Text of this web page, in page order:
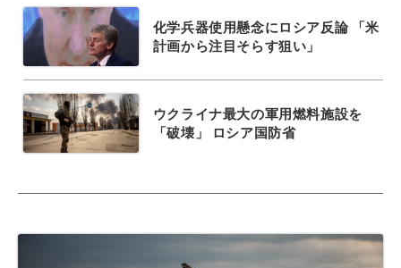
化学兵器使用懸念にロシア反論 「米
計画から注目そらす狙い」
ウクライナ最大の軍用燃料施設を
「破壊」 ロシア国防省